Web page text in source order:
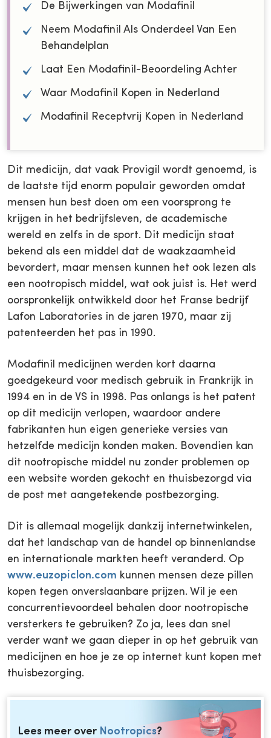
De Bijwerkingen van Modafinil
Neem Modafinil Als Onderdeel Van Een
Behandelplan
Laat Een Modafinil-Beoordeling Achter
Waar Modafinil Kopen in Nederland
Modafinil Receptvrij Kopen in Nederland
Dit medicijn, dat vaak Provigil wordt genoemd, is
de laatste tijd enorm populair geworden omdat
mensen hun best doen om een voorsprong te
krijgen in het bedrijfsleven, de academische
wereld en zelfs in de sport. Dit medicijn staat
bekend als een middel dat de waakzaamheid
bevordert, maar mensen kunnen het ook lezen als
een nootropisch middel, wat ook juist is. Het werd
oorspronkelijk ontwikkeld door het Franse bedrijf
Lafon Laboratories in de jaren 1970, maar zij
patenteerden het pas in 1990.
Modafinil medicijnen werden kort daarna
goedgekeurd voor medisch gebruik in Frankrijk in
1994 en in de VS in 1998. Pas onlangs is het patent
op dit medicijn verlopen, waardoor andere
fabrikanten hun eigen generieke versies van
hetzelfde medicijn konden maken. Bovendien kan
dit nootropische middel nu zonder problemen op
een website worden gekocht en thuisbezorgd via
de post met aangetekende postbezorging.
Dit is allemaal mogelijk dankzij internetwinkelen,
dat het landschap van de handel op binnenlandse
en internationale markten heeft veranderd. Op
www.euzopiclon.com kunnen mensen deze pillen
kopen tegen onverslaanbare prijzen. Wil je een
concurrentievoordeel behalen door nootropische
versterkers te gebruiken? Zo ja, lees dan snel
verder want we gaan dieper in op het gebruik van
medicijnen en hoe je ze op internet kunt kopen met
thuisbezorging.
Lees meer over Nootropics?